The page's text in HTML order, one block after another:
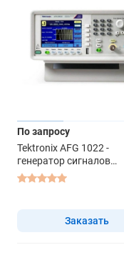
По запросу
Tektronix AFG 1022 -
генератор сигналов
специальной формы
Заказать